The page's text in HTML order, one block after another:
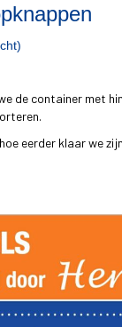
de container met
eerder klaar we